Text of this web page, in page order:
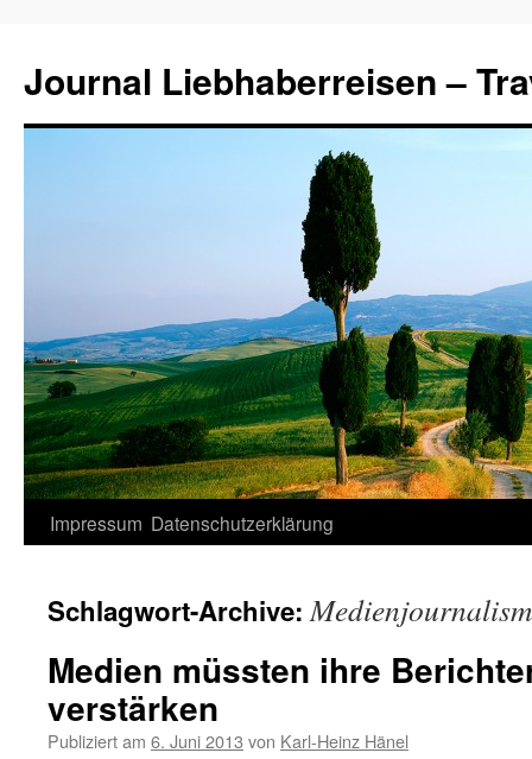
Journal Liebhaberreisen –
Zum
springen
Impressum Datenschutzerklärung
Schlagwort-Archive:
Medien müssten ihre
verstärken
Publiziert am 6. Juni 2013 von Karl-Heinz Hänel